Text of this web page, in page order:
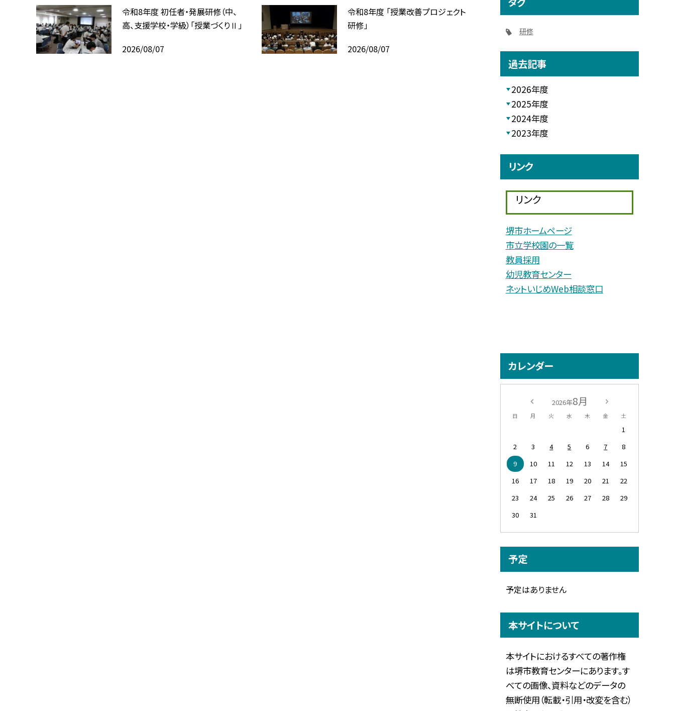
令和8年度 初任者・発展研修（中、
高、支援学校・学級）「授業づくりⅡ」
2026/08/07
令和8年度 「授業改善プロジェクト
研修」
2026/08/07
研修
過去記事
2026年度
2025年度
2024年度
2023年度
リンク
リンク
堺市ホームページ
市立学校園の一覧
教員採用
幼児教育センター
ネットいじめWeb相談窓口
カレンダー
2026年8月
日 月 火 水 木 金 土
1
2
3 4 5 6 7
8
9
10 11 12 13 14
15
16
17 18 19 20 21
22
23
24 25 26 27 28
29
30
31
予定
予定はありません
本サイトについて
本サイトにおけるすべての著作権
は堺市教育センターにあります。す
べての画像、資料などのデータの
無断使用（転載・引用・改変を含む）